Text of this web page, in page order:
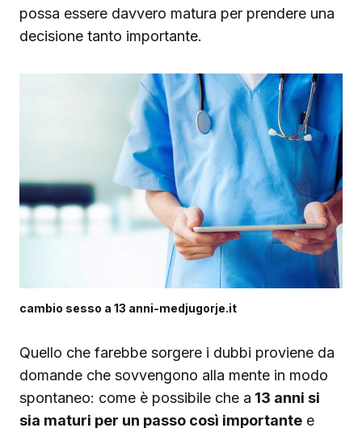
possa essere davvero matura per prendere una
decisione tanto importante.
cambio sesso a 13 anni-medjugorje.it
Quello che farebbe sorgere i dubbi proviene da
domande che sovvengono alla mente in modo
spontaneo: come è possibile che a 13 anni si
sia maturi per un passo così importante e